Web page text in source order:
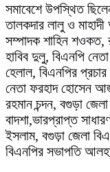
সমাবেশে উপস্থিত
তালকদার লালু ও
সম্পাদক শাহিন শওকত,
হাবিব দুলু, বিএনপি
হেলাল, বিএনপির
নেতা ফরহাদ হোসেন
রহমান চন্দন, বগুড়া
বাদশা,ভারপ্রাপ্ত
ইসলাম, বগুড়া জেলা
বিএনপির সভাপতি